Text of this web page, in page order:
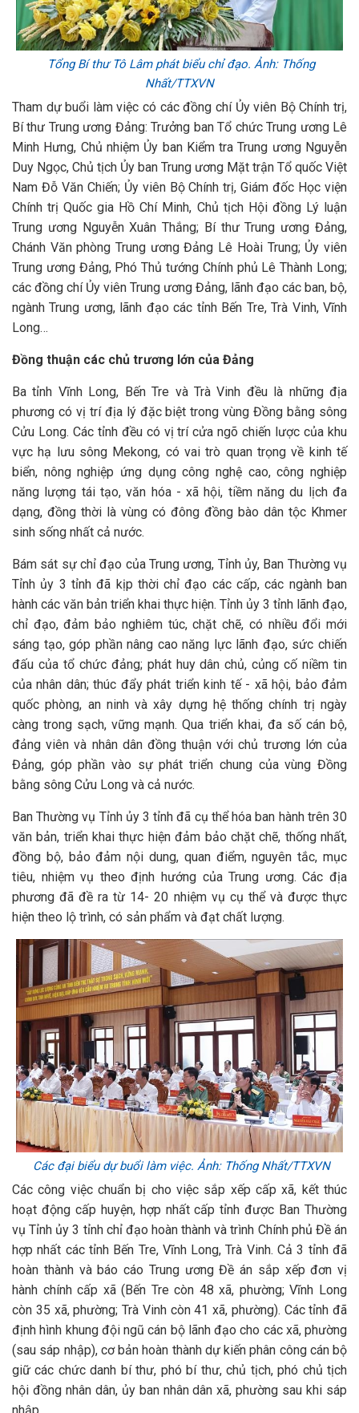
Tổng Bí thư Tô Lâm phát biểu chỉ đạo. Ảnh: Thống
Nhất/TTXVN
Tham dự buổi làm việc có các đồng chí Ủy viên Bộ Chính trị,
Bí thư Trung ương Đảng: Trưởng ban Tổ chức Trung ương Lê
Minh Hưng, Chủ nhiệm Ủy ban Kiểm tra Trung ương Nguyễn
Duy Ngọc, Chủ tịch Ủy ban Trung ương Mặt trận Tổ quốc Việt
Nam Đỗ Văn Chiến; Ủy viên Bộ Chính trị, Giám đốc Học viện
Chính trị Quốc gia Hồ Chí Minh, Chủ tịch Hội đồng Lý luận
Trung ương Nguyễn Xuân Thắng; Bí thư Trung ương Đảng,
Chánh Văn phòng Trung ương Đảng Lê Hoài Trung; Ủy viên
Trung ương Đảng, Phó Thủ tướng Chính phủ Lê Thành Long;
các đồng chí Ủy viên Trung ương Đảng, lãnh đạo các ban, bộ,
ngành Trung ương, lãnh đạo các tỉnh Bến Tre, Trà Vinh, Vĩnh
Long…
Đồng thuận các chủ trương lớn của Đảng
Ba tỉnh Vĩnh Long, Bến Tre và Trà Vinh đều là những địa
phương có vị trí địa lý đặc biệt trong vùng Đồng bằng sông
Cửu Long. Các tỉnh đều có vị trí cửa ngõ chiến lược của khu
vực hạ lưu sông Mekong, có vai trò quan trọng về kinh tế
biển, nông nghiệp ứng dụng công nghệ cao, công nghiệp
năng lượng tái tạo, văn hóa - xã hội, tiềm năng du lịch đa
dạng, đồng thời là vùng có đông đồng bào dân tộc Khmer
sinh sống nhất cả nước.
Bám sát sự chỉ đạo của Trung ương, Tỉnh ủy, Ban Thường vụ
Tỉnh ủy 3 tỉnh đã kịp thời chỉ đạo các cấp, các ngành ban
hành các văn bản triển khai thực hiện. Tỉnh ủy 3 tỉnh lãnh đạo,
chỉ đạo, đảm bảo nghiêm túc, chặt chẽ, có nhiều đổi mới
sáng tạo, góp phần nâng cao năng lực lãnh đạo, sức chiến
đấu của tổ chức đảng; phát huy dân chủ, củng cố niềm tin
của nhân dân; thúc đẩy phát triển kinh tế - xã hội, bảo đảm
quốc phòng, an ninh và xây dựng hệ thống chính trị ngày
càng trong sạch, vững mạnh. Qua triển khai, đa số cán bộ,
đảng viên và nhân dân đồng thuận với chủ trương lớn của
Đảng, góp phần vào sự phát triển chung của vùng Đồng
bằng sông Cửu Long và cả nước.
Ban Thường vụ Tỉnh ủy 3 tỉnh đã cụ thể hóa ban hành trên 30
văn bản, triển khai thực hiện đảm bảo chặt chẽ, thống nhất,
đồng bộ, bảo đảm nội dung, quan điểm, nguyên tắc, mục
tiêu, nhiệm vụ theo định hướng của Trung ương. Các địa
phương đã đề ra từ 14- 20 nhiệm vụ cụ thể và được thực
hiện theo lộ trình, có sản phẩm và đạt chất lượng.
Các đại biểu dự buổi làm việc. Ảnh: Thống Nhất/TTXVN
Các công việc chuẩn bị cho việc sắp xếp cấp xã, kết thúc
hoạt động cấp huyện, hợp nhất cấp tỉnh được Ban Thường
vụ Tỉnh ủy 3 tỉnh chỉ đạo hoàn thành và trình Chính phủ Đề án
hợp nhất các tỉnh Bến Tre, Vĩnh Long, Trà Vinh. Cả 3 tỉnh đã
hoàn thành và báo cáo Trung ương Đề án sắp xếp đơn vị
hành chính cấp xã (Bến Tre còn 48 xã, phường; Vĩnh Long
còn 35 xã, phường; Trà Vinh còn 41 xã, phường). Các tỉnh đã
định hình khung đội ngũ cán bộ lãnh đạo cho các xã, phường
(sau sáp nhập), cơ bản hoàn thành dự kiến phân công cán bộ
giữ các chức danh bí thư, phó bí thư, chủ tịch, phó chủ tịch
hội đồng nhân dân, ủy ban nhân dân xã, phường sau khi sáp